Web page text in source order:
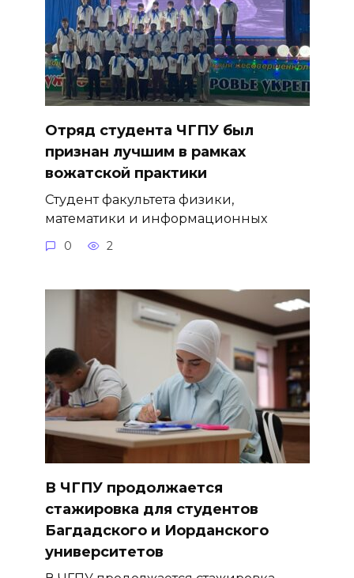
Отряд студента ЧГПУ был
признан лучшим в рамках
вожатской практики
Студент факультета физики,
математики и информационных
0 2
В ЧГПУ продолжается
стажировка для студентов
Багдадского и Иорданского
университетов